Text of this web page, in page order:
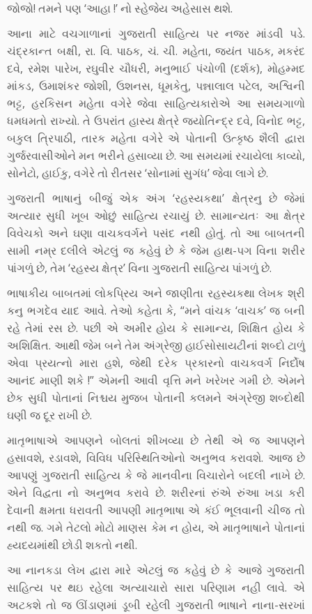
જોજો! તમને પણ ‘આહા !’ નો સ્હેજેય અહેસાસ થશે.
આના માટે વચગાળાનાં ગુજરાતી સાહિત્ય પર નજર માંડવી પડે.
ચંદ્રકાન્ત બક્ષી, રા. વિ. પાઠક, ચં. ચી. મહેતા, જયંત પાઠક, મકરંદ
દવે, રમેશ પારેખ, રઘુવીર ચૌધરી, મનુભાઈ પંચોળી (દર્શક), મોહમ્મદ
માંકડ, ઉમાશંકર જોશી, ઉશનસ, ધૂમકેતુ, પન્નાલાલ પટેલ, અશ્વિની
ભટ્ટ, હરકિસન મહેતા વગેરે જેવા સાહિત્યકારોએ આ સમયગાળો
ધમધમતો રાખ્યો. તે ઉપરાંત હાસ્ય ક્ષેત્રે જ્યોતિન્દ્ર દવે, વિનોદ ભટ્ટ,
બકુલ ત્રિપાઠી, તારક મહેતા વગેરે એ પોતાની ઉત્કૃષ્ઠ શૈલી દ્વારા
ગુર્જરવાસીઓને મન ભરીને હસાવ્યા છે. આ સમયમાં રચાયેલા કાવ્યો,
સોનેટો, હાઈકુ, વગેરે તો રીતસર ‘સોનામાં સુગંધ’ જેવા લાગે છે.
ગુજરાતી ભાષાનું બીજું એક અંગ ‘રહસ્યકથા’ ક્ષેત્રનુ છે જેમાં
અત્યાર સુધી ખૂબ ઓછું સાહિત્ય રચાયું છે. સામાન્યતઃ આ ક્ષેત્ર
વિવેચકો અને ઘણા વાચકવર્ગને પસંદ નથી હોતું. તો આ બાબતની
સામી નમ્ર દલીલે એટલું જ કહેવું છે કે જેમ હાથ-પગ વિના શરીર
પાંગળું છે, તેમ ‘રહસ્ય ક્ષેત્ર’ વિના ગુજરાતી સાહિત્ય પાંગળું છે.
ભાષાકીય બાબતમાં લોકપ્રિય અને જાણીતા રહસ્યકથા લેખક શ્રી
કનુ ભગદેવ યાદ આવે. તેઓ કહેતા કે, “મને વાંચક ‘વાચક’ જ બની
રહે તેમાં રસ છે. પછી એ અમીર હોય કે સામાન્ય, શિક્ષિત હોય કે
અશિક્ષિત. આથી જેમ બને તેમ અંગ્રેજી હાઈસોસાયટીનાં શબ્દો ટાળું
એવા પ્રયત્નો મારા હશે, જેથી દરેક પ્રકારનો વાચકવર્ગ નિર્દોષ
આનંદ માણી શકે !” એમની આવી વૃત્તિ મને ખરેખર ગમી છે. એમને
છેક સુધી પોતાનાં નિશ્ચય મુજબ પોતાની કલમને અંગ્રેજી શબ્દોથી
ઘણી જ દૂર રાખી છે.
માતૃભાષાએ આપણને બોલતાં શીખવ્યા છે તેથી એ જ આપણને
હસાવશે, રડાવશે, વિવિધ પરિસ્થિતિઓનો અનુભવ કરાવશે. આજ છે
આપણું ગુજરાતી સાહિત્ય કે જે માનવીના વિચારોને બદલી નાખે છે.
એને વિદ્વતા નો અનુભવ કરાવે છે. શરીરનાં રુંએ રુંઆ ખડા કરી
દેવાની ક્ષમતા ધરાવતી આપણી માતૃભાષા એ કંઈ ભૂલવાની ચીજ તો
નથી જ. ગમે તેટલો મોટો માણસ કેમ ન હોય, એ માતૃભાષાને પોતાનાં
હ્યદયમાંથી છોડી શકતો નથી.
આ નાનકડા લેખ દ્વારા મારે એટલું જ કહેવું છે કે આજે ગુજરાતી
સાહિત્ય પર થઇ રહેલા અત્યાચારો સારા પરિણામ નહી લાવે. એ
અટકશે તો જ ઊંડાણમાં ડૂબી રહેલી ગુજરાતી ભાષાને નાના-સરખાં